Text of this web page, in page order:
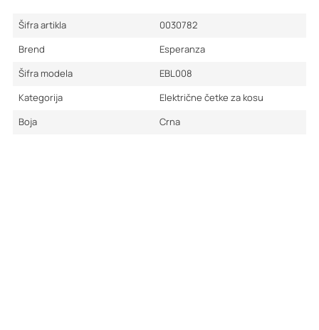
Šifra artikla
0030782
Brend
Esperanza
Šifra modela
EBL008
Kategorija
Električne četke za kosu
Boja
Crna